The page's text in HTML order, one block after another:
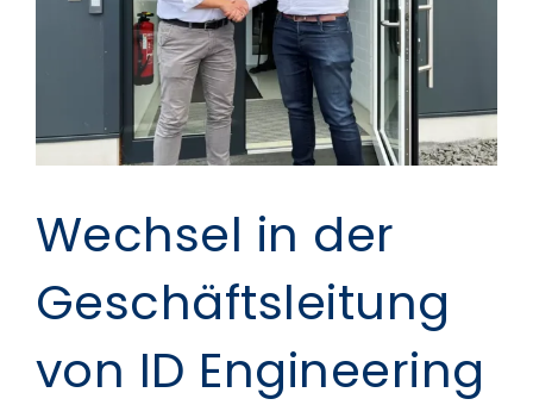
Wechsel in der
Geschäftsleitung
von ID Engineering